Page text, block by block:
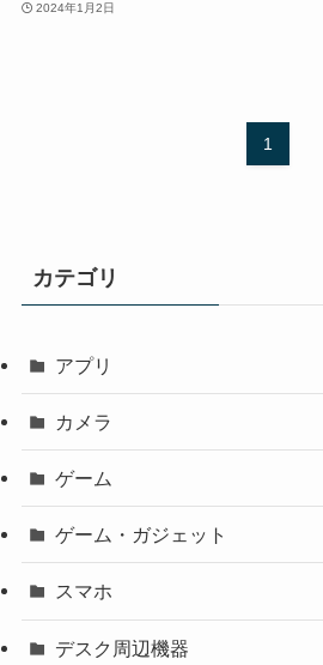
2024年1月2日
1
カテゴリ
アプリ
カメラ
ゲーム
ゲーム・ガジェット
スマホ
デスク周辺機器